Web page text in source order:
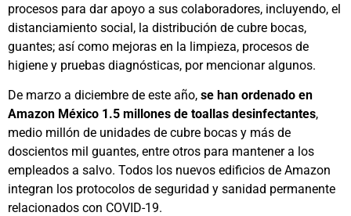
procesos para dar apoyo a sus colaboradores, incluyendo, el
distanciamiento social, la distribución de cubre bocas,
guantes; así como mejoras en la limpieza, procesos de
higiene y pruebas diagnósticas, por mencionar algunos.
De marzo a diciembre de este año, se han ordenado en
Amazon México 1.5 millones de toallas desinfectantes,
medio millón de unidades de cubre bocas y más de
doscientos mil guantes, entre otros para mantener a los
empleados a salvo. Todos los nuevos edificios de Amazon
integran los protocolos de seguridad y sanidad permanente
relacionados con COVID-19.